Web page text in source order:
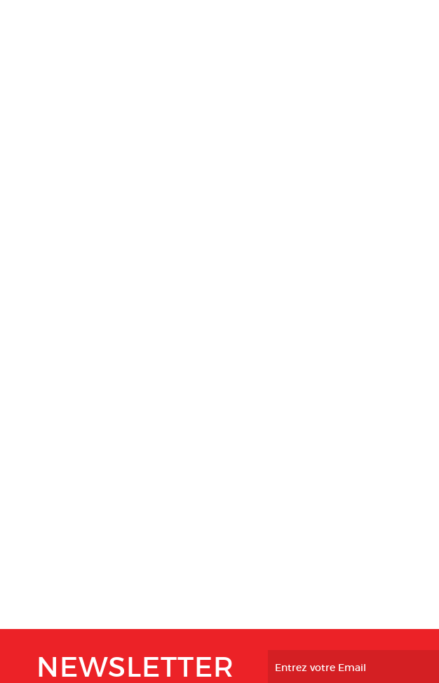
NEWSLETTER